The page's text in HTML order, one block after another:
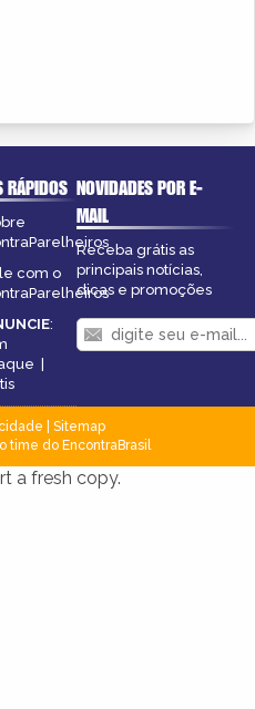
RÁPIDOS
com o
:
|
NOVIDADES POR E-
MAIL
Receba grátis as
principais notícias,
dicas e promoções
Sitemap
time do EncontraBrasil
a fresh copy.